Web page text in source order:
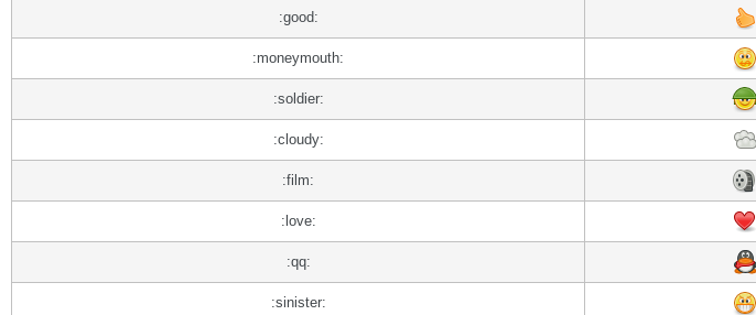
:good:
:moneymouth:
:soldier:
:cloudy:
:film:
:love:
:qq:
:sinister: